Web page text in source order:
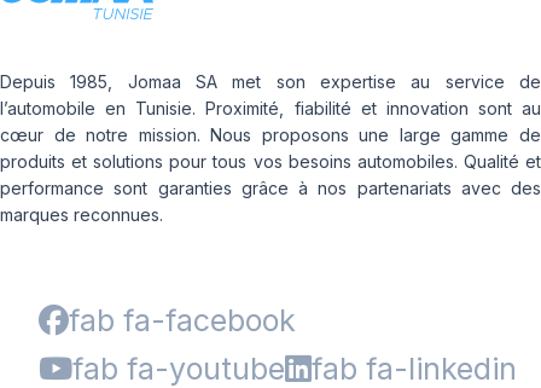
Depuis 1985, Jomaa SA met son expertise au service de
l’automobile en Tunisie. Proximité, fiabilité et innovation sont au
cœur de notre mission. Nous proposons une large gamme de
produits et solutions pour tous vos besoins automobiles. Qualité et
performance sont garanties grâce à nos partenariats avec des
marques reconnues.
fab fa-facebook
fab fa-youtube
fab fa-linkedin